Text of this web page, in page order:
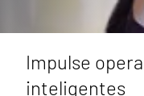
Impulse
inteligentes